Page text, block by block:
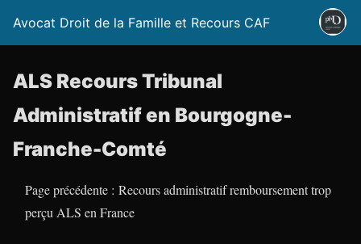
Avocat Droit de la Famille et Recours CAF
ALS Recours Tribunal
Administratif en Bourgogne-
Franche-Comté
Page précédente : Recours administratif remboursement trop
perçu ALS en France